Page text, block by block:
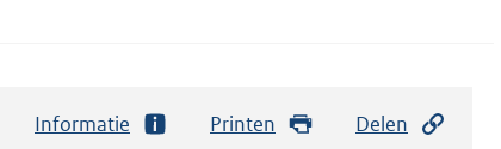
Informatie Printen Delen